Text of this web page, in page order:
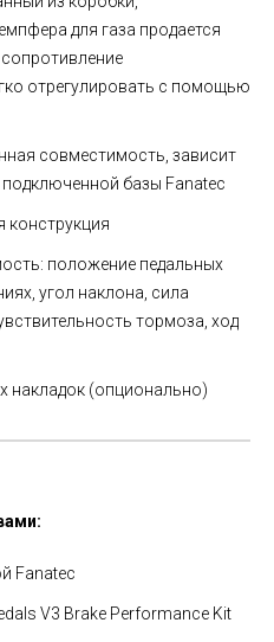
для газа продается
отрегулировать с помощью
совместимость, зависит
базы Fanatec
конструкция
положение педальных
угол наклона, сила
тормоза, ход
накладок (опционально)
Fanatec
V3 Brake Performance Kit